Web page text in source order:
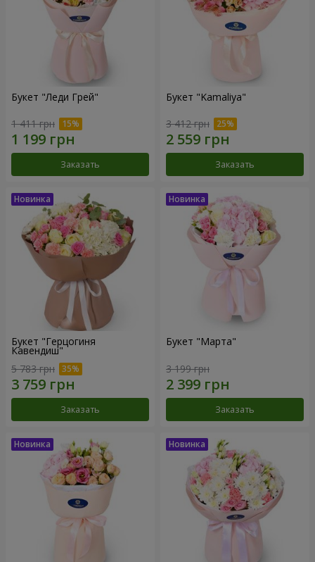
Букет "Леди Грей"
1 411 грн
Заказать
Букет "Kamaliya"
3 412 грн
Заказать
Букет "Герцогиня
Кавендиш"
5 783 грн
Заказать
Букет "Марта"
3 199 грн
Заказать